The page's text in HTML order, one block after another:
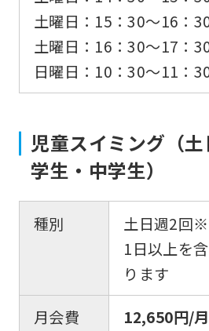
土曜日：15：30〜16：
土曜日：16：30〜17：
日曜日：10：30〜11：
児童スイミング（
学生・中学生）
種別
土日週2回
1日以上を
ります
月会費
12,650円/
the
link
to
the
top